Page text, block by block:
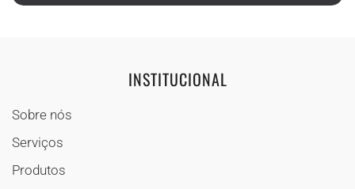
INSTITUCIONAL
Sobre nós
Serviços
Produtos